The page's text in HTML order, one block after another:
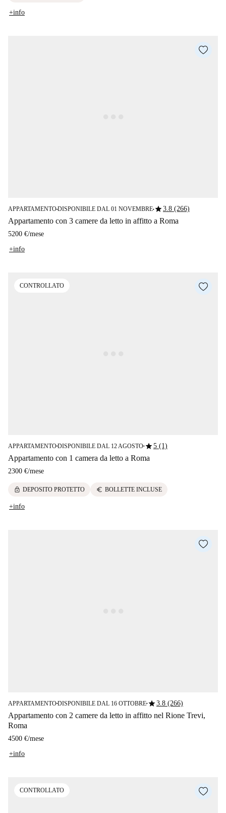
+info
APPARTAMENTO■DISPONIBILE DAL 01 NOVEMBRE■star3.8 (266)
Appartamento con 3 camere da letto in affitto a Roma
5200 €/mese
+info
CONTROLLATO
APPARTAMENTO■DISPONIBILE DAL 12 AGOSTO■star5 (1)
Appartamento con 1 camera da letto a Roma
2300 €/mese
lock DEPOSITO PROTETTO euro BOLLETTE INCLUSE
+info
APPARTAMENTO■DISPONIBILE DAL 16 OTTOBRE■star3.8 (266)
Appartamento con 2 camere da letto in affitto nel Rione Trevi,
Roma
4500 €/mese
+info
CONTROLLATO